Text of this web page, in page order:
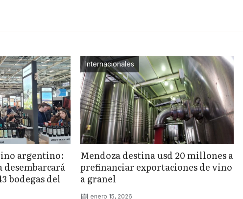
argentino:
bodegas del
Internacionales
Mendoza destina usd 20 millones a
prefinanciar exportaciones de vino
a granel
enero 15, 2026